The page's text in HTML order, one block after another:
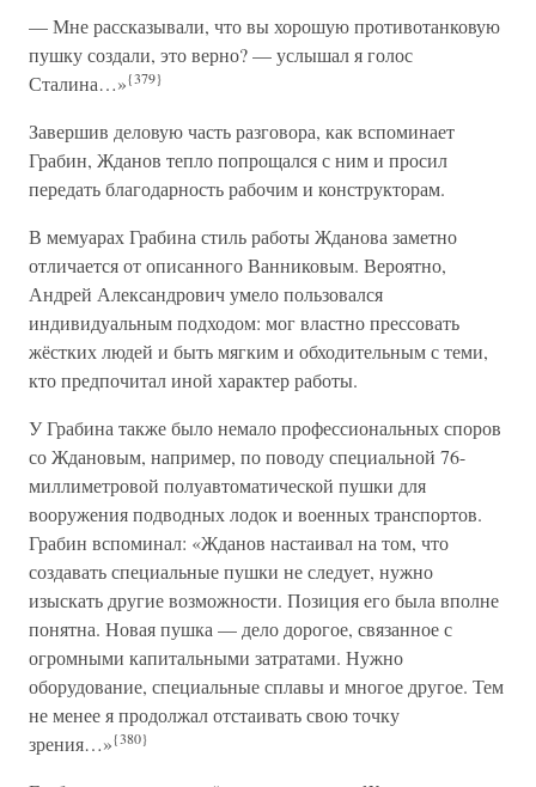
— Мне рассказывали, что вы хорошую противотанковую
пушку создали, это верно? — услышал я голос
Сталина…»{379}
Завершив деловую часть разговора, как вспоминает
Грабин, Жданов тепло попрощался с ним и просил
передать благодарность рабочим и конструкторам.
В мемуарах Грабина стиль работы Жданова заметно
отличается от описанного Ванниковым. Вероятно,
Андрей Александрович умело пользовался
индивидуальным подходом: мог властно прессовать
жёстких людей и быть мягким и обходительным с теми,
кто предпочитал иной характер работы.
У Грабина также было немало профессиональных споров
со Ждановым, например, по поводу специальной 76-
миллиметровой полуавтоматической пушки для
вооружения подводных лодок и военных транспортов.
Грабин вспоминал: «Жданов настаивал на том, что
создавать специальные пушки не следует, нужно
изыскать другие возможности. Позиция его была вполне
понятна. Новая пушка — дело дорогое, связанное с
огромными капитальными затратами. Нужно
оборудование, специальные сплавы и многое другое. Тем
не менее я продолжал отстаивать свою точку
зрения…»{380}